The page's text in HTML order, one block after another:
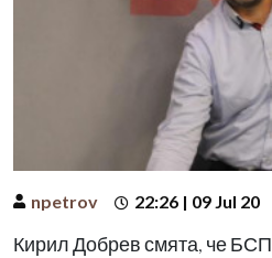
npetrov 22:26 | 09 Jul 20
Кирил Добрев смята, че